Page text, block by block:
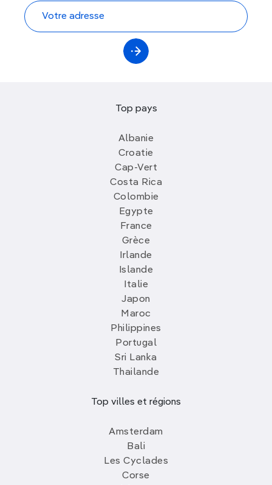
Top pays
Albanie
Croatie
Cap-Vert
Costa Rica
Colombie
Egypte
France
Grèce
Irlande
Islande
Italie
Japon
Maroc
Philippines
Portugal
Sri Lanka
Thailande
Top villes et régions
Amsterdam
Bali
Les Cyclades
Corse